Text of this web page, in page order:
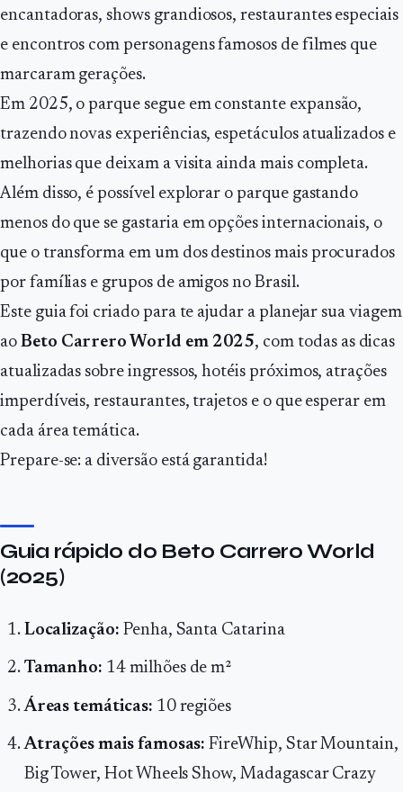
encantadoras, shows grandiosos, restaurantes especiais
e encontros com personagens famosos de filmes que
marcaram gerações.
Em 2025, o parque segue em constante expansão,
trazendo novas experiências, espetáculos atualizados e
melhorias que deixam a visita ainda mais completa.
Além disso, é possível explorar o parque gastando
menos do que se gastaria em opções internacionais, o
que o transforma em um dos destinos mais procurados
por famílias e grupos de amigos no Brasil.
Este guia foi criado para te ajudar a planejar sua viagem
ao Beto Carrero World em 2025, com todas as dicas
atualizadas sobre ingressos, hotéis próximos, atrações
imperdíveis, restaurantes, trajetos e o que esperar em
cada área temática.
Prepare-se: a diversão está garantida!
Guia rápido do Beto Carrero World
(2025)
Localização: Penha, Santa Catarina
Tamanho: 14 milhões de m²
Áreas temáticas: 10 regiões
Atrações mais famosas: FireWhip, Star Mountain,
Big Tower, Hot Wheels Show, Madagascar Crazy